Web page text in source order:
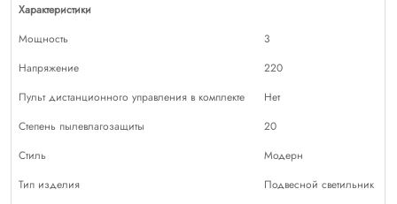
Характеристики
Мощность
3
Напряжение
220
Пульт дистанционного управления в комплекте
Нет
Степень пылевлагозащиты
20
Стиль
Модерн
Тип изделия
Подвесной светильник